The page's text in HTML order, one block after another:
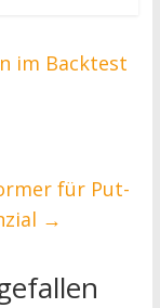
im Backtest
für Put-
→